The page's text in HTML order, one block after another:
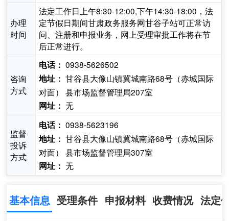
办理
时间
法定工作日上午8:30-12:00,下午14:30-18:00，法
定节假日期间甘肃政务服务网甘谷子站可正常访
问、注册和申报业务，网上受理审批工作将在节
后正常进行。
咨询
方式
电话： 0938-5626502
地址： 甘谷县大像山镇冀城南路68号（赤城国际
对面） 县市场监督管理局207室
网址： 无
监督
投诉
方式
电话： 0938-5623196
地址： 甘谷县大像山镇冀城南路68号（赤城国际
对面） 县市场监督管理局307室
网址： 无
基本信息 受理条件 申报材料 收费情况 法定